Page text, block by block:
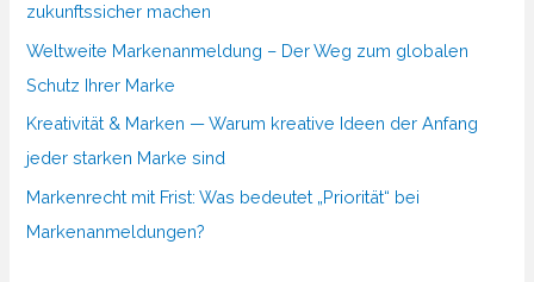
zukunftssicher machen
Weltweite Markenanmeldung – Der Weg zum globalen
Schutz Ihrer Marke
Kreativität & Marken — Warum kreative Ideen der Anfang
jeder starken Marke sind
Markenrecht mit Frist: Was bedeutet „Priorität“ bei
Markenanmeldungen?